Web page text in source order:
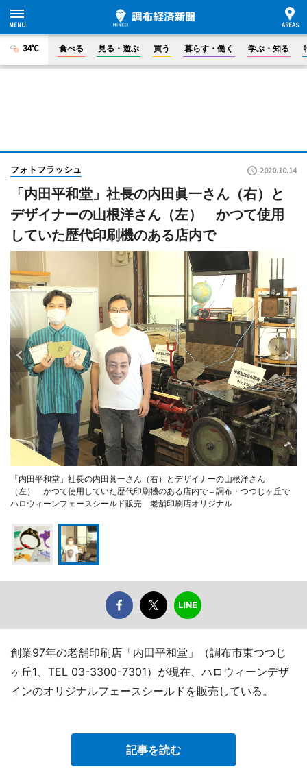
34°C 食べる 見る・遊ぶ 買う 暮らす・働く 学ぶ・知る
フォトフラッシュ 2020.10.14
「内田平和堂」社長の内田眞一さん（右）と
デザイナーの山根洋さん（左） かつて使用
していた歴代印刷機のある店内で
「内田平和堂」社長の内田眞一さん（右）とデザイナーの山根洋さん
（左） かつて使用していた歴代印刷機のある店内で＝調布・つつじヶ丘で
ハロウィーンフェースシールド販売 老舗印刷店オリジナル
創業97年の老舗印刷店「内田平和堂」（調布市東つつじ
ヶ丘1、TEL 03-3300-7301）が現在、ハロウィーンデザ
インのオリジナルフェースシールドを販売している。
記事を読む